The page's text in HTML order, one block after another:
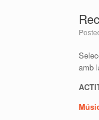
amb